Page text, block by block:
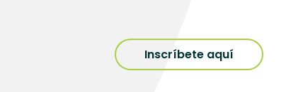
Inscríbete aquí